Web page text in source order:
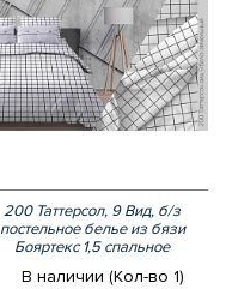
200 Таттерсол, 9 Вид, б/з
постельное белье из бязи
Бояртекс 1,5 спальное
В наличии (Кол-во 1)